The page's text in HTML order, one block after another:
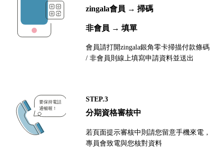
zingala會員 → 掃碼
非會員 → 填單
會員請打開zingala銀角零卡掃描付款條碼
/ 非會員則線上填寫申請資料並送出
STEP.3
分期資格審核中
若頁面提示審核中則請您留意手機來電，
專員會致電與您核對資料